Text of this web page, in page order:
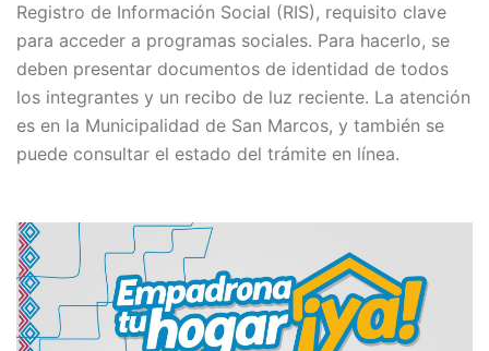
Registro de Información Social (RIS), requisito clave
para acceder a programas sociales. Para hacerlo, se
deben presentar documentos de identidad de todos
los integrantes y un recibo de luz reciente. La atención
es en la Municipalidad de San Marcos, y también se
puede consultar el estado del trámite en línea.